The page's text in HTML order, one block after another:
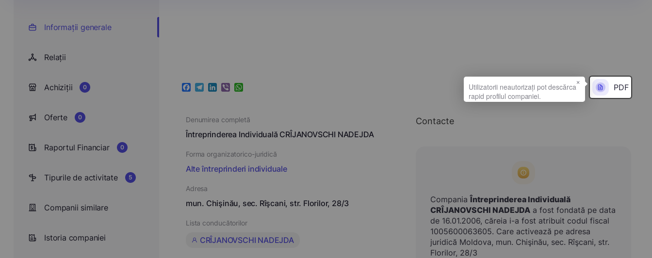
Informații generale
Relații
Achiziții 0
Oferte 0
Raportul Financiar 0
Tipurile de activitate 5
Companii similare
Istoria companiei
Facebook
Telegram
LinkedIn
ViberWhatsApp PDF
Denumirea completă
Întreprinderea Individuală CRÎJANOVSCHI NADEJDA
Forma organizatorico-juridică
Alte întreprinderi individuale
Adresa
mun. Chişinău, sec. Rîşcani, str. Florilor, 28/3
Lista conducătorilor
CRÎJANOVSCHI NADEJDA
Contacte
CompaniaÎntreprinderea Individuală
CRÎJANOVSCHI NADEJDAa fost fondată pe data
de 16.01.2006, căreia i-a fost atribuit codul fiscal
1005600063605. Care activează pe adresa
juridică Moldova, mun. Chişinău, sec. Rîşcani, str.
Florilor, 28/3
×